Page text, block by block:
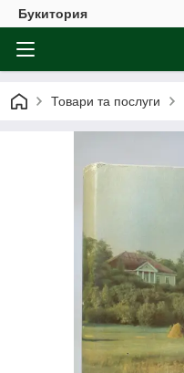
Букитория
Товари та послуги